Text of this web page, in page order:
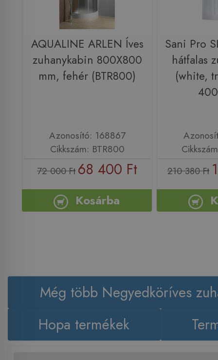
AQUALINE ARLEN Íves
zuhanykabin 800X800
mm, fehér (BTR800)
Azonosító: 168867
Cikkszám: BTR800
72 000 Ft 68 400 Ft
Kosárba
Sani Pro
hátfalas
(white,
210 380 Ft
Még több Negyedköríves
Hopa termékek